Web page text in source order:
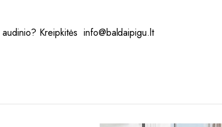
Kreipkitės info@baldaipigu.lt